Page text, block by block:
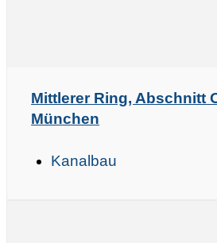
Mittlerer Ring, Abschnitt
München
Kanalbau